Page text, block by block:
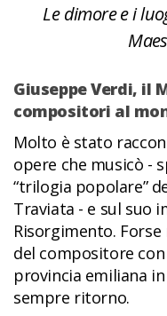
Le dimore e i
Giuseppe Verdi, il
compositori al
Molto è stato
opere che musicò -
“trilogia popolare”
Traviata - e sul suo
Risorgimento.
del compositore
provincia emiliana
sempre ritorno.